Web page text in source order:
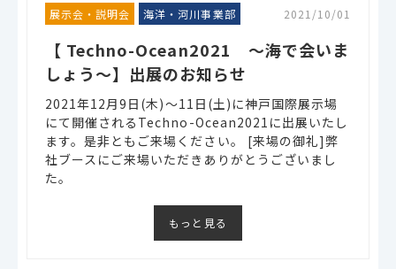
展示会・説明会 海洋・河川事業部 2021/10/01
【 Techno-Ocean2021 ～海で会いま
しょう～】出展のお知らせ
2021年12月9日(木)～11日(土)に神戸国際展示場
にて開催されるTechno-Ocean2021に出展いたし
ます。是非ともご来場ください。 [来場の御礼]弊
社ブースにご来場いただきありがとうございまし
た。
もっと見る